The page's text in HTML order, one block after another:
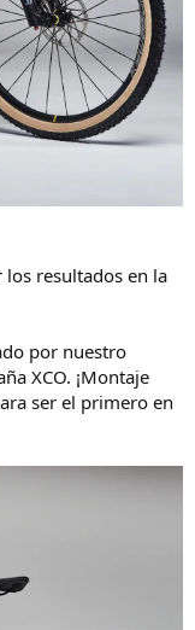
los resultados en la
por nuestro
XCO. ¡Montaje
ser el primero en